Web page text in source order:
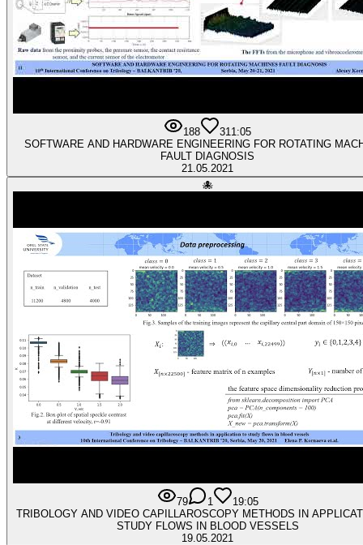
188 311:05
SOFTWARE AND HARDWARE ENGINEERING FOR ROTATING
FAULT DIAGNOSIS
21.05.2021
🐙
79 1 19:05
TRIBOLOGY AND VIDEO CAPILLAROSCOPY METHODS IN
STUDY FLOWS IN BLOOD VESSELS
19.05.2021